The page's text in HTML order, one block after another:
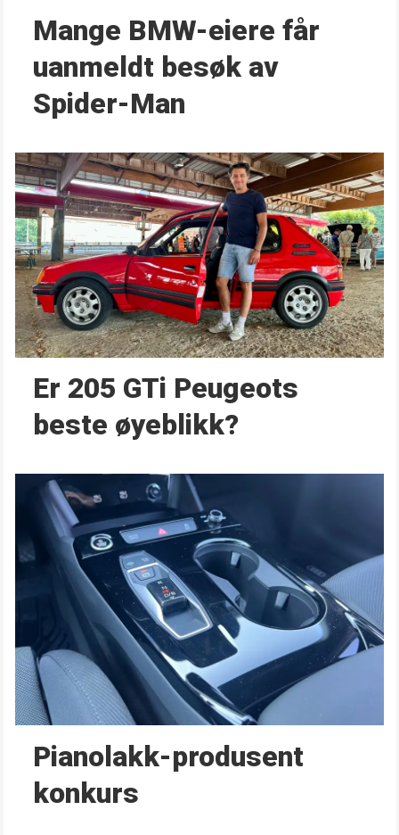
Mange BMW-eiere får
uanmeldt besøk av
Spider-Man
Er 205 GTi Peugeots
beste øyeblikk?
Pianolakk-produsent
konkurs